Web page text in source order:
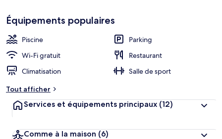
Équipements populaires
Piscine
Parking
Wi-Fi gratuit
Restaurant
Climatisation
Salle de sport
Tout afficher
Services et équipements principaux (12)
Comme à la maison (6)